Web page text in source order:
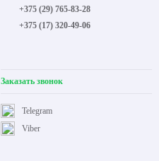
+375 (29) 765-83-28
+375 (17) 320-49-06
Заказать звонок
Viber
Telegram